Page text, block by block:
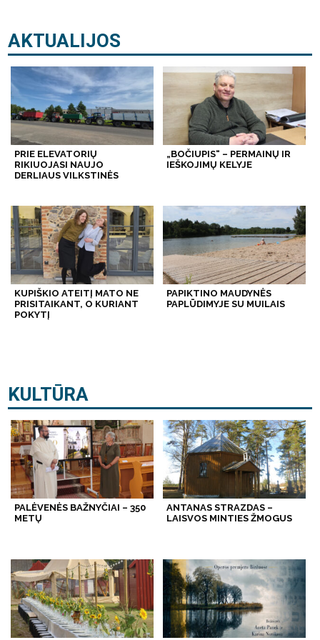
AKTUALIJOS
PRIE ELEVATORIŲ
RIKIUOJASI NAUJO
DERLIAUS VILKSTINĖS
„BOČIUPIS“ – PERMAINŲ IR
IEŠKOJIMŲ KELYJE
KUPIŠKIO ATEITĮ MATO NE
PRISITAIKANT, O KURIANT
POKYTĮ
PAPIKTINO MAUDYNĖS
PAPLŪDIMYJE SU MUILAIS
KULTŪRA
PALĖVENĖS BAŽNYČIAI – 350
METŲ
ANTANAS STRAZDAS –
LAISVOS MINTIES ŽMOGUS